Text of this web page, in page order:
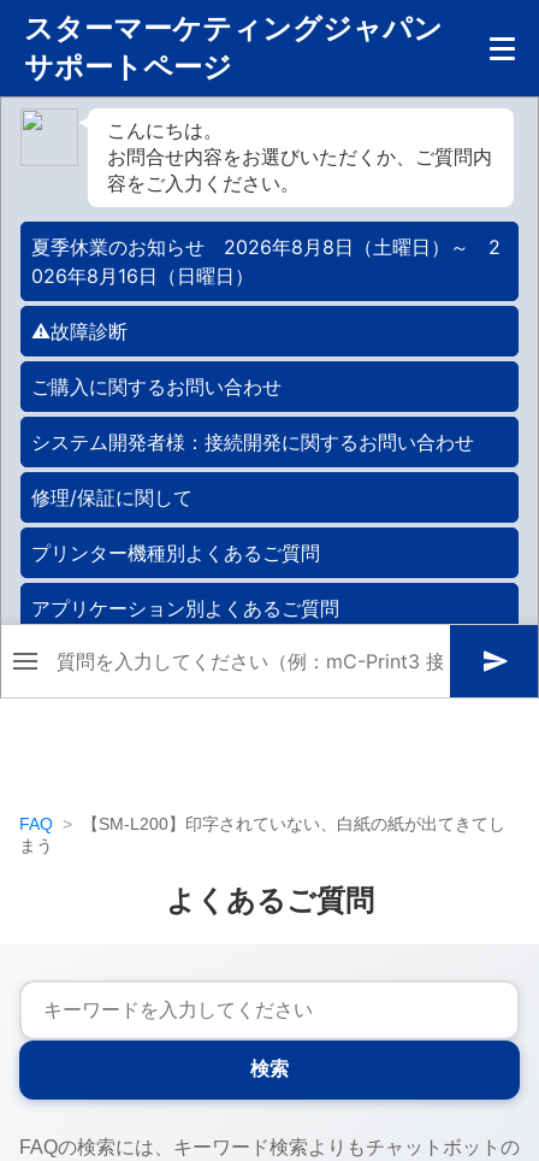
スターマーケティングジャパン
サポートページ
FAQ
【SM-L200】印字されていない、白紙の紙が出てきてし
まう
よくあるご質問
検索
FAQの検索には、キーワード検索よりもチャットボットの